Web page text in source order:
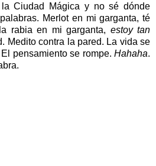
Ciudad Mágica y no sé dónde
Merlot en mi garganta, té
rabia en mi garganta, estoy tan
Medito contra la pared. La vida se
pensamiento se rompe. Hahaha.